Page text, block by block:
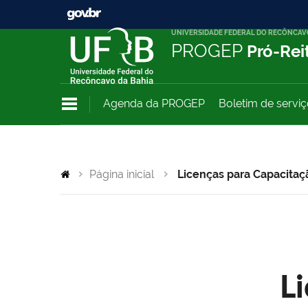
UNIVERSIDADE FEDERAL DO
PROGEP Pró-
Agenda da PROGEP Boletim de
Página inicial Licenças para